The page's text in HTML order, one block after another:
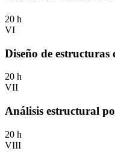
20 h
VI
Diseño de estructuras
20 h
VII
Análisis estructural
20 h
VIII